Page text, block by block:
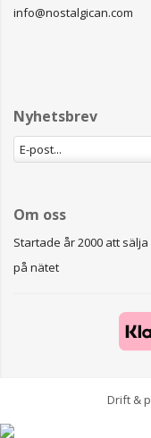
info@nostalgican.com
Nyhetsbrev
Om oss
Startade år 2000 att
på nätet
Drift &